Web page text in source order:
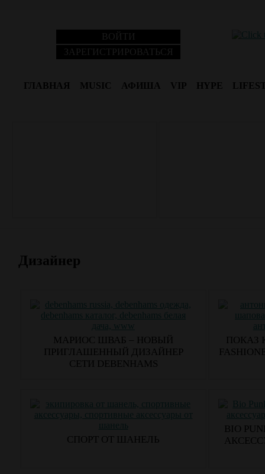
ВОЙТИ
ЗАРЕГИСТРИРОВАТЬСЯ
ГЛАВНАЯ MUSIC АФИША VIP HYPE
Дизайнер
МАРИОС ШВАБ – НОВЫЙ
ПРИГЛАШЕННЫЙ ДИЗАЙНЕР
СЕТИ DEBENHAMS
ПОКАЗ
СПОРТ ОТ ШАНЕЛЬ
BIO